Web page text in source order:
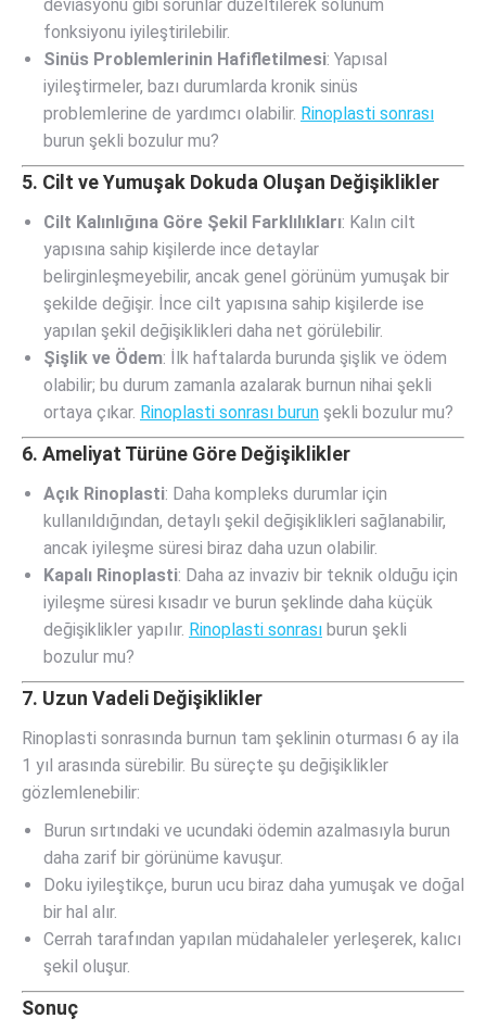
deviasyonu gibi sorunlar düzeltilerek solunum
fonksiyonu iyileştirilebilir.
Sinüs Problemlerinin Hafifletilmesi: Yapısal
iyileştirmeler, bazı durumlarda kronik sinüs
problemlerine de yardımcı olabilir. Rinoplasti sonrası
burun şekli bozulur mu?
5. Cilt ve Yumuşak Dokuda Oluşan Değişiklikler
Cilt Kalınlığına Göre Şekil Farklılıkları: Kalın cilt
yapısına sahip kişilerde ince detaylar
belirginleşmeyebilir, ancak genel görünüm yumuşak bir
şekilde değişir. İnce cilt yapısına sahip kişilerde ise
yapılan şekil değişiklikleri daha net görülebilir.
Şişlik ve Ödem: İlk haftalarda burunda şişlik ve ödem
olabilir; bu durum zamanla azalarak burnun nihai şekli
ortaya çıkar. Rinoplasti sonrası burun şekli bozulur mu?
6. Ameliyat Türüne Göre Değişiklikler
Açık Rinoplasti: Daha kompleks durumlar için
kullanıldığından, detaylı şekil değişiklikleri sağlanabilir,
ancak iyileşme süresi biraz daha uzun olabilir.
Kapalı Rinoplasti: Daha az invaziv bir teknik olduğu için
iyileşme süresi kısadır ve burun şeklinde daha küçük
değişiklikler yapılır. Rinoplasti sonrası burun şekli
bozulur mu?
7. Uzun Vadeli Değişiklikler
Rinoplasti sonrasında burnun tam şeklinin oturması 6 ay ila
1 yıl arasında sürebilir. Bu süreçte şu değişiklikler
gözlemlenebilir:
Burun sırtındaki ve ucundaki ödemin azalmasıyla burun
daha zarif bir görünüme kavuşur.
Doku iyileştikçe, burun ucu biraz daha yumuşak ve doğal
bir hal alır.
Cerrah tarafından yapılan müdahaleler yerleşerek, kalıcı
şekil oluşur.
Sonuç